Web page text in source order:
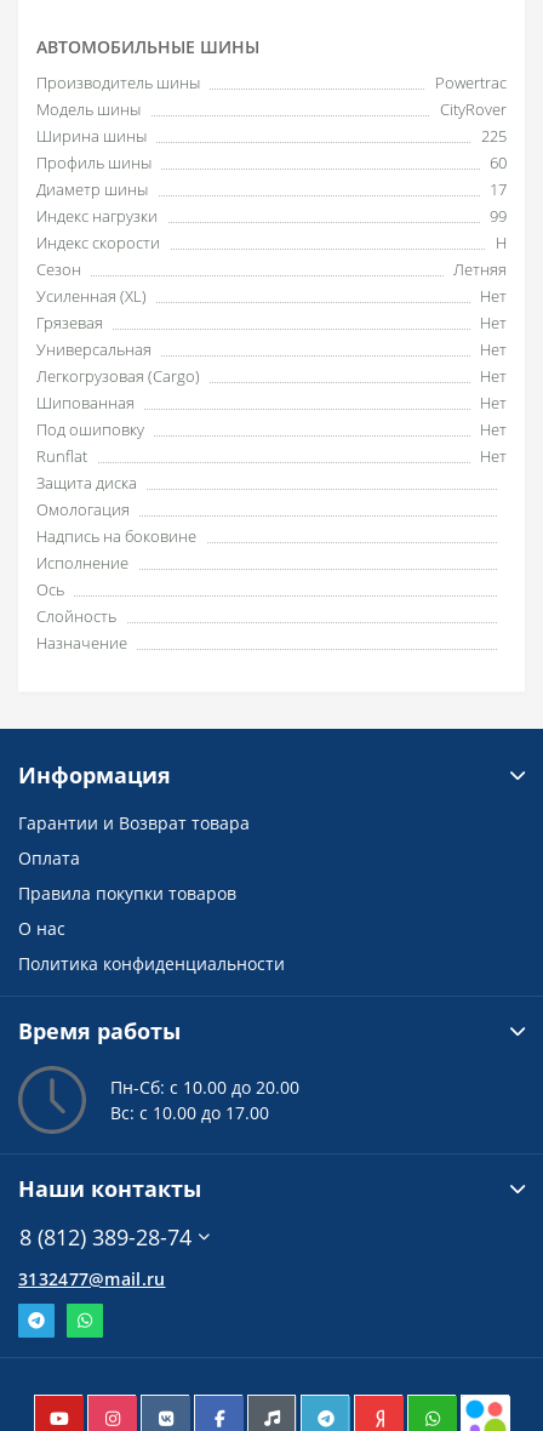
АВТОМОБИЛЬНЫЕ ШИНЫ
Производитель шины
Powertrac
Модель шины
CityRover
Ширина шины
225
Профиль шины
60
Диаметр шины
17
Индекс нагрузки
99
Индекс скорости
H
Сезон
Летняя
Усиленная (XL)
Нет
Грязевая
Нет
Универсальная
Нет
Легкогрузовая (Cargo)
Нет
Шипованная
Нет
Под ошиповку
Нет
Runflat
Нет
Защита диска
Омологация
Надпись на боковине
Исполнение
Ось
Слойность
Назначение
Информация
Гарантии и Возврат товара
Оплата
Правила покупки товаров
О нас
Политика конфиденциальности
Время работы
Пн-Сб: с 10.00 до 20.00
Вс: с 10.00 до 17.00
Наши контакты
8 (812) 389-28-74
3132477@mail.ru